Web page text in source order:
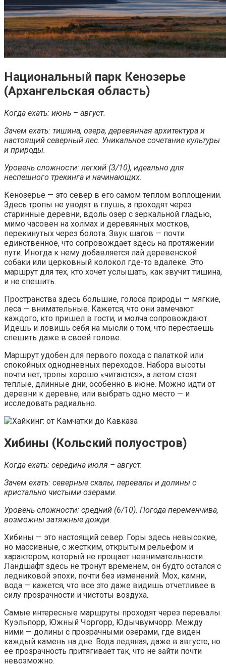
Национальный парк Кенозерье
(Архангельская область)
Когда ехать: июнь – август.
Зачем ехать: тишина, озера, деревянная архитектура и
настоящий северный лес. Уникальное сочетание культуры
и природы.
Уровень сложности: легкий (3/10), идеально для
неспешного трекинга и начинающих.
Кенозерье — это север в его самом теплом воплощении.
Здесь тропы не уводят в глушь, а проходят через
старинные деревни, вдоль озер с зеркальной гладью,
мимо часовен на холмах и деревянных мостков,
перекинутых через болота. Звук шагов — почти
единственное, что сопровождает здесь на протяжении
пути. Иногда к нему добавляется лай деревенской
собаки или церковный колокол где-то вдалеке. Это
маршрут для тех, кто хочет услышать, как звучит тишина,
и не спешить.
Пространства здесь большие, голоса природы — мягкие,
леса — внимательные. Кажется, что они замечают
каждого, кто пришел в гости, и молча сопровождают.
Идешь и ловишь себя на мысли о том, что перестаешь
спешить даже в своей голове.
Маршрут удобен для первого похода с палаткой или
спокойных однодневных переходов. Набора высоты
почти нет, тропы хорошо «читаются», а летом стоят
теплые, длинные дни, особенно в июне. Можно идти от
деревни к деревне, или выбрать одно место — и
исследовать радиально.
Хибины (Кольский полуостров)
Когда ехать: середина июля – август.
Зачем ехать: северные скалы, перевалы и долины с
кристально чистыми озерами.
Уровень сложности: средний (6/10). Погода переменчива,
возможны затяжные дожди.
Хибины — это настоящий север. Горы здесь невысокие,
но массивные, с жестким, открытым рельефом и
характером, который не прощает невнимательности.
Ландшафт здесь не тронут временем, он будто остался с
ледниковой эпохи, почти без изменений. Мох, камни,
вода — кажется, что все это даже видишь отчетливее в
силу прозрачности и чистоты воздуха.
Самые интересные маршруты проходят через перевалы:
Куэльпорр, Южный Чоргорр, Юдычвумчорр. Между
ними — долины с прозрачными озерами, где виден
каждый камень на дне. Вода ледяная, даже в августе, но
ее прозрачность притягивает так, что не зайти почти
невозможно.